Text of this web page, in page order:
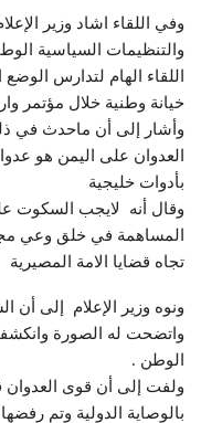
وفي اللقاء اشاد وزير
والتنظيمات السياسية
اللقاء الهام لتدارس
خيانة وطنية خلال مؤتمر
وأشار إلى أن ماحدث في
العدوان على اليمن هو
بأدوات خليجية
وقال أنه لايجب السكوت
المساهمة في خلق وعي
تجاه قضايا الامة المصيرية
ونوه وزير الإعلام إلى
واتضحت له الصورة
الوطن .
ولفت إلى أن قوى العدوان
بالوصاية الدولية وتم